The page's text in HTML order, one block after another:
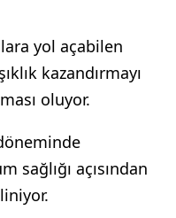
yol açabilen
kazandırmayı
oluyor.
sağlığı açısından